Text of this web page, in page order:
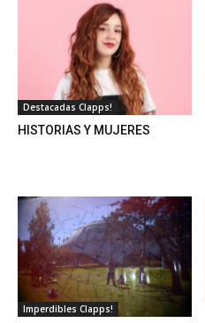
Destacadas Clapps!
HISTORIAS Y MUJERES
Imperdibles Clapps!